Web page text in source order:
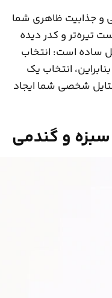
و جذابیت ظاهری شما
تیره‌تر و کدر دیده
ساده است: انتخاب
انتخاب یک
شخصی شما ایجاد
و گندمی